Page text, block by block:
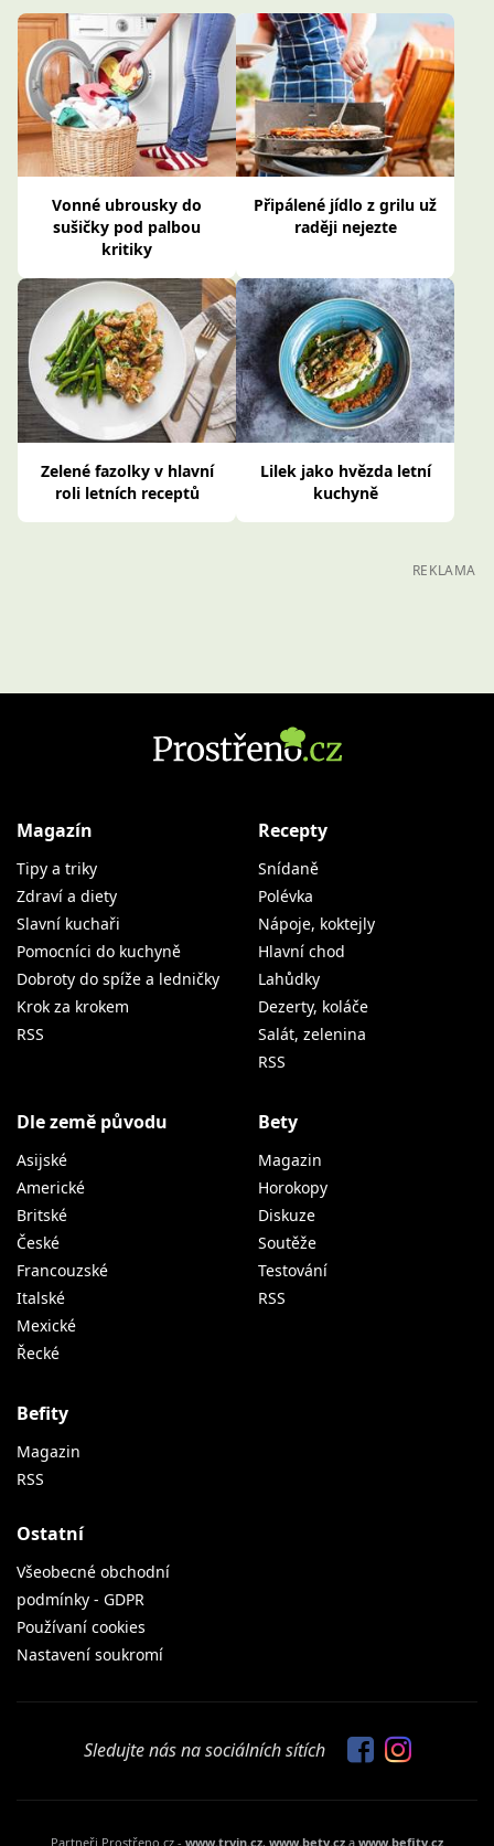
Vonné ubrousky do
sušičky pod palbou
kritiky
Připálené jídlo z grilu už
raději nejezte
Zelené fazolky v hlavní
roli letních receptů
Lilek jako hvězda letní
kuchyně
REKLAMA
Magazín
Tipy a triky
Zdraví a diety
Slavní kuchaři
Pomocníci do kuchyně
Dobroty do spíže a ledničky
Krok za krokem
RSS
Recepty
Snídaně
Polévka
Nápoje, koktejly
Hlavní chod
Lahůdky
Dezerty, koláče
Salát, zelenina
RSS
Dle země původu
Asijské
Americké
Britské
České
Francouzské
Italské
Mexické
Řecké
Bety
Magazin
Horokopy
Diskuze
Soutěže
Testování
RSS
Befity
Magazin
RSS
Ostatní
Všeobecné obchodní
podmínky - GDPR
Používaní cookies
Nastavení soukromí
Sledujte nás na sociálních sítích
Partneři Prostřeno.cz - www.tryin.cz, www.bety.cz a www.befity.cz